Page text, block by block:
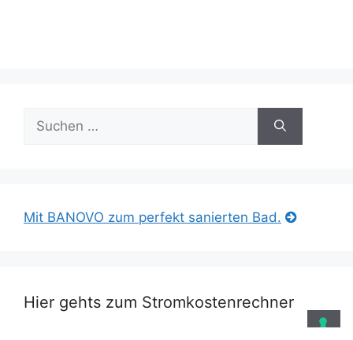
nach:
Mit BANOVO zum perfekt sanierten Bad.
Hier gehts zum Stromkostenrechner